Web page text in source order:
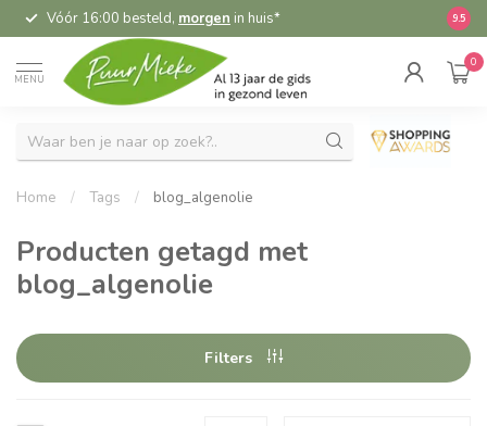
Vóór 16:00 besteld, morgen in huis* 9.5
MENU
0
Home / Tags / blog_algenolie
Producten getagd met
blog_algenolie
Filters